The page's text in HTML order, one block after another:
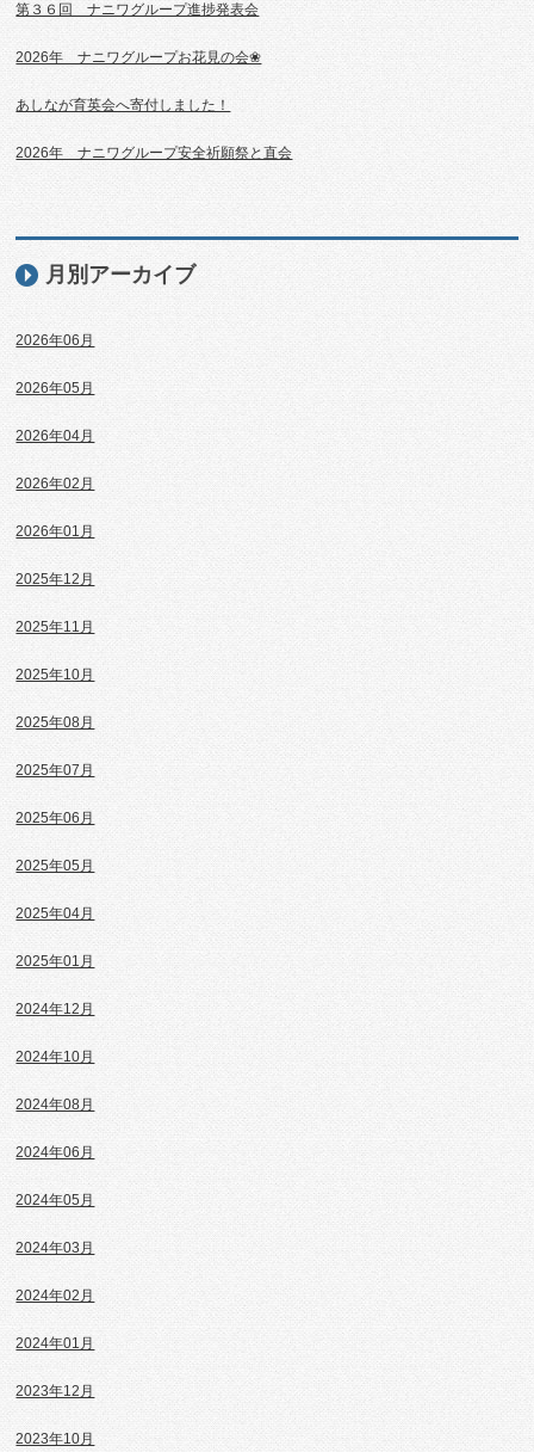
第３６回 ナニワグループ進捗発表会
2026年 ナニワグループお花見の会❀
あしなが育英会へ寄付しました！
2026年 ナニワグループ安全祈願祭と直会
月別アーカイブ
2026年06月
2026年05月
2026年04月
2026年02月
2026年01月
2025年12月
2025年11月
2025年10月
2025年08月
2025年07月
2025年06月
2025年05月
2025年04月
2025年01月
2024年12月
2024年10月
2024年08月
2024年06月
2024年05月
2024年03月
2024年02月
2024年01月
2023年12月
2023年10月